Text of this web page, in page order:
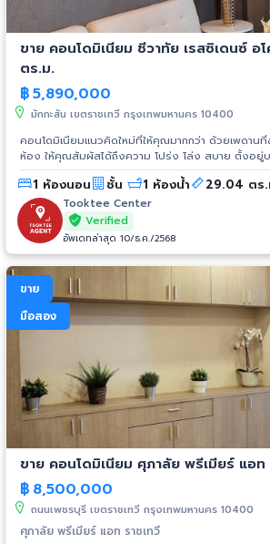
ขาย คอนโดมิเนียม ชีวาทัย เรสซิเดนซ์ อ
ตร.ม.
฿5,890,000
มักกะสัน เขตราชเทวี กรุงเทพมหานคร 10400
คอนโดมิเนียมแนวคิดใหม่ที่ให้คุณมากกว่า ด้วยเพดาน
ห้อง ให้คุณสัมผัสได้ถึงความ โปร่ง โล่ง สบาย ตั้งอยู่
ใจกลางย่านธุรกิจ แห่งใหม่และห้างสรรพสินค้า เติมเต็
พร้อมเพื่อการพัฒนาอย่างไม่หยุดยั้ง และสามารถเข้าถึ
สะดวกสบาย เชื่อมต่อกับทางด่วนและรถไฟฟ้า MRT เพี
มาตรฐานใหม่ของการใช้ชีวิตที่เหนือกว่าให้กับคุณ ด้ว
สูงและการออกแบบด้วยความใส่ใจในทุกรายละเอียด ต
ที่มากกว่าแค่การอยู่อาศัย แต่เพื่อที่สุดของความสวยง
1 ห้องนอน ชั้น 1 ห้องน้ำ 29.04 ตร.
Tooktee Center
Verified
อัพเดทล่าสุด 10/ธ.ค./2568
ขาย
มือสอง
ขาย คอนโดมิเนียม ศุภาลัย พรีเมียร์ แอท
฿ 8,500,000
ถนนเพชรบุรี เขตราชเทวี กรุงเทพมหานคร 10400
ศุภาลัย พรีเมียร์ แอท ราชเทวี